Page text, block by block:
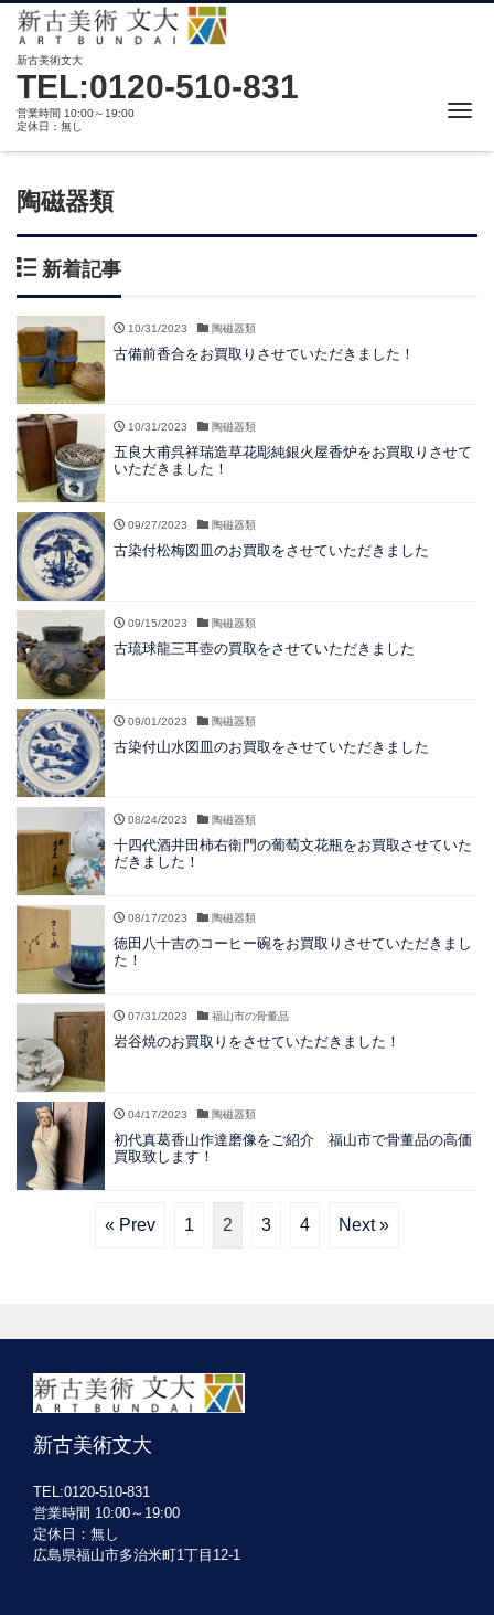
新古美術文大
TEL:0120-510-831
営業時間 10:00～19:00
定休日：無し
陶磁器類
新着記事
10/31/2023 陶磁器類
古備前香合をお買取りさせていただきました！
10/31/2023 陶磁器類
五良大甫呉祥瑞造草花彫純銀火屋香炉をお買取りさせて
いただきました！
09/27/2023 陶磁器類
古染付松梅図皿のお買取をさせていただきました
09/15/2023 陶磁器類
古琉球龍三耳壺の買取をさせていただきました
09/01/2023 陶磁器類
古染付山水図皿のお買取をさせていただきました
08/24/2023 陶磁器類
十四代酒井田柿右衛門の葡萄文花瓶をお買取させていた
だきました！
08/17/2023 陶磁器類
徳田八十吉のコーヒー碗をお買取りさせていただきまし
た！
07/31/2023 福山市の骨董品
岩谷焼のお買取りをさせていただきました！
04/17/2023 陶磁器類
初代真葛香山作達磨像をご紹介 福山市で骨董品の高価
買取致します！
« Prev 1 2 3 4 Next »
新古美術文大
TEL:0120-510-831
営業時間 10:00～19:00
定休日：無し
広島県福山市多治米町1丁目12-1